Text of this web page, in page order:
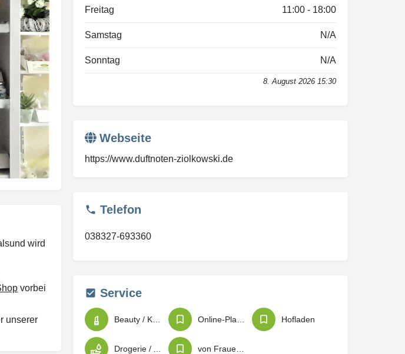
wird
vorbei
unserer
Freitag 11:00 - 18:00
Samstag N/A
Sonntag N/A
8. August 2026 15:30
Webseite
https://www.duftnoten-ziolkowski.de
Telefon
038327-693360
Service
Beauty / Kosmetik / Körperpflege Hofladen
von Frauen geführt